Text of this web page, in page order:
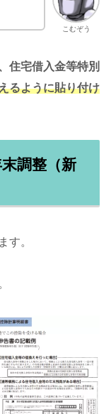
こむぞう
住宅借入金等特別
るように貼り付け
調整（新
す。